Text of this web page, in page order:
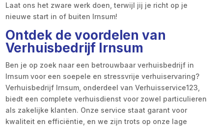
Laat ons het zware werk doen, terwijl jij je richt op je
nieuwe start in of buiten Irnsum!
Ontdek de voordelen van
Verhuisbedrijf Irnsum
Ben je op zoek naar een betrouwbaar verhuisbedrijf in
Irnsum voor een soepele en stressvrije verhuiservaring?
Verhuisbedrijf Irnsum, onderdeel van Verhuisservice123,
biedt een complete verhuisdienst voor zowel particulieren
als zakelijke klanten. Onze service staat garant voor
kwaliteit en efficiëntie, en we zijn trots op onze lage